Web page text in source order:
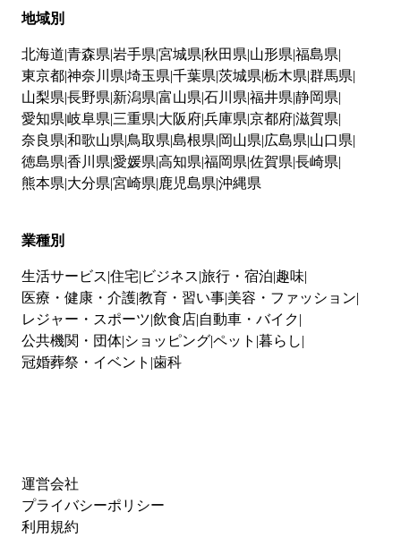
地域別
北海道 青森県 岩手県 宮城県 秋田県 山形県 福島県
東京都神奈川県 埼玉県 千葉県 茨城県 栃木県 群馬県
山梨県 長野県 新潟県 富山県 石川県 福井県 静岡県
愛知県 岐阜県 三重県 大阪府兵庫県 京都府滋賀県
奈良県 和歌山県 鳥取県 島根県 岡山県 広島県 山口県
徳島県 香川県 愛媛県 高知県 福岡県 佐賀県 長崎県
熊本県 大分県 宮崎県 鹿児島県 沖縄県
業種別
生活サービス 住宅 ビジネス 旅行・宿泊 趣味
医療・健康・介護教育・習い事 美容・ファッション
レジャー・スポーツ 飲食店 自動車・バイク
公共機関・団体 ショッピングペット 暮らし
冠婚葬祭・イベント 歯科
運営会社
プライバシーポリシー
利用規約